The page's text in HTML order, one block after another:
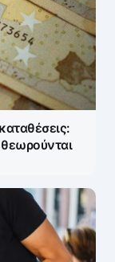
θεωρούνται